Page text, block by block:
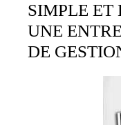
SIMPLE ET
UNE
DE